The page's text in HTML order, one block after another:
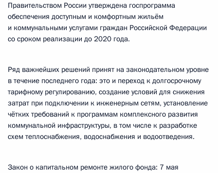
Правительством России утверждена госпрограмма
обеспечения доступным и комфортным жильём
и коммунальными услугами граждан Российской Федерации
со сроком реализации до 2020 года.
Ряд важнейших решений принят на законодательном уровне
в течение последнего года: это и переход к долгосрочному
тарифному регулированию, создание условий для снижения
затрат при подключении к инженерным сетям, установление
чётких требований к программам комплексного развития
коммунальной инфраструктуры, в том числе к разработке
схем теплоснабжения, водоснабжения и водоотведения.
Закон о капитальном ремонте жилого фонда: 7 мая